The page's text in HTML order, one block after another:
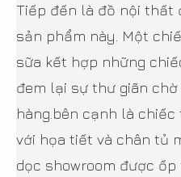
Tiếp đến là đồ nội thất
sản phẩm này. Một
sữa kết hợp những
đem lại sự thư giãn
hàng.bên cạnh là
với họa tiết và chân tủ
dọc showroom được